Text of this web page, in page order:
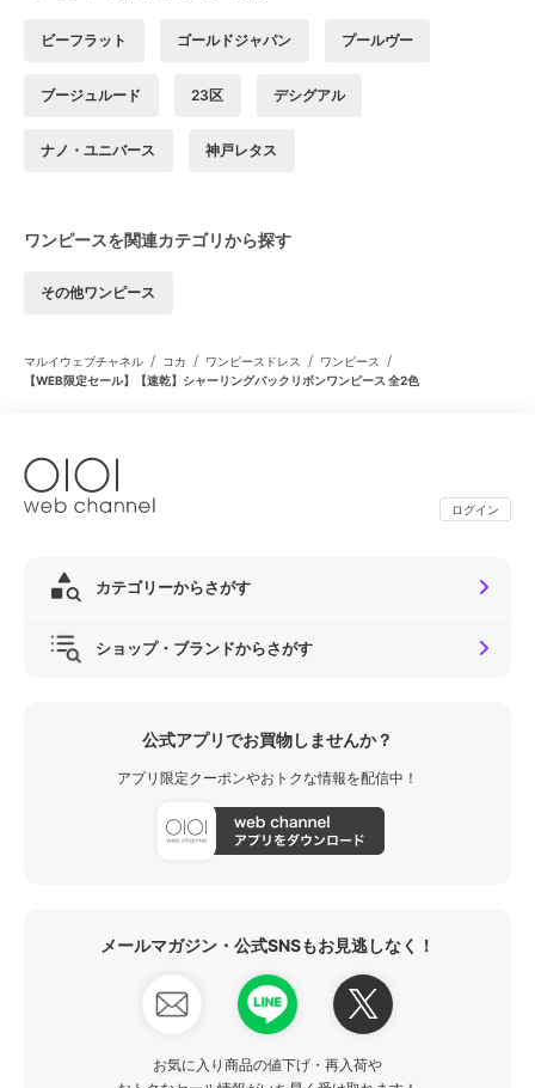
ビーフラット ゴールドジャパン プールヴー
ブージュルード 23区 デシグアル
ナノ・ユニバース 神戸レタス
ワンピースを関連カテゴリから探す
その他ワンピース
マルイウェブチャネル / コカ / ワンピースドレス / ワンピース /
【WEB限定セール】【速乾】シャーリングバックリボンワンピース 全2色
ログイン
カテゴリーからさがす
ショップ・ブランドからさがす
公式アプリでお買物しませんか？
アプリ限定クーポンやおトクな情報を配信中！
メールマガジン・公式SNSもお見逃しなく！
お気に入り商品の値下げ・再入荷や